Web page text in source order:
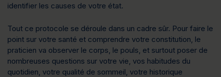
identifier les causes de votre état.
Tout ce protocole se déroule dans un cadre sûr. Pour faire le
point sur votre santé et comprendre votre constitution, le
praticien va observer le corps, le pouls, et surtout poser de
nombreuses questions sur votre vie, vos habitudes du
quotidien, votre qualité de sommeil, votre historique